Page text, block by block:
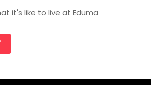
it's like to live at Eduma